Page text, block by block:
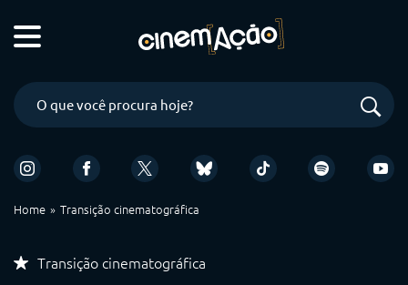
Home Transição cinematográfica
Transição cinematográfica